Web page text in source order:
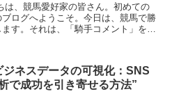
は、競馬愛好家の皆さん。初めての
ログへようこそ。今日は、競馬で勝
す。それは、「騎手コメント」を活
ジネスデータの可視化：SNS
で成功を引き寄せる方法”